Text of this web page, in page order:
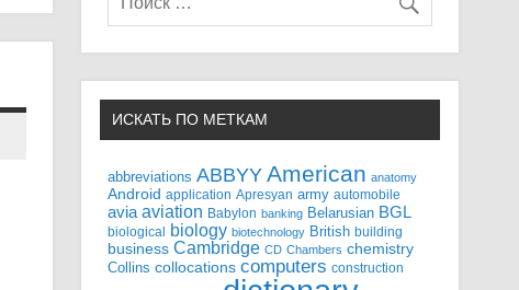
ИСКАТЬ ПО МЕТКАМ
abbreviations ABBYY American anatomy
Android application Apresyan army automobile
avia aviation Babylon banking Belarusian BGL
biological biology biotechnology British building
business Cambridge CD Chambers chemistry
Collins collocations computers construction